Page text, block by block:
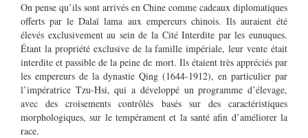
On pense qu’ils sont arrivés en Chine comme cadeaux diplomatiques
offerts par le Dalaï lama aux empereurs chinois. Ils auraient été
élevés exclusivement au sein de la Cité Interdite par les eunuques.
Étant la propriété exclusive de la famille impériale, leur vente était
interdite et passible de la peine de mort. Ils étaient très appréciés par
les empereurs de la dynastie Qing (1644-1912), en particulier par
l’impératrice Tzu-Hsi, qui a développé un programme d’élevage,
avec des croisements contrôlés basés sur des caractéristiques
morphologiques, sur le tempérament et la santé afin d’améliorer la
race.